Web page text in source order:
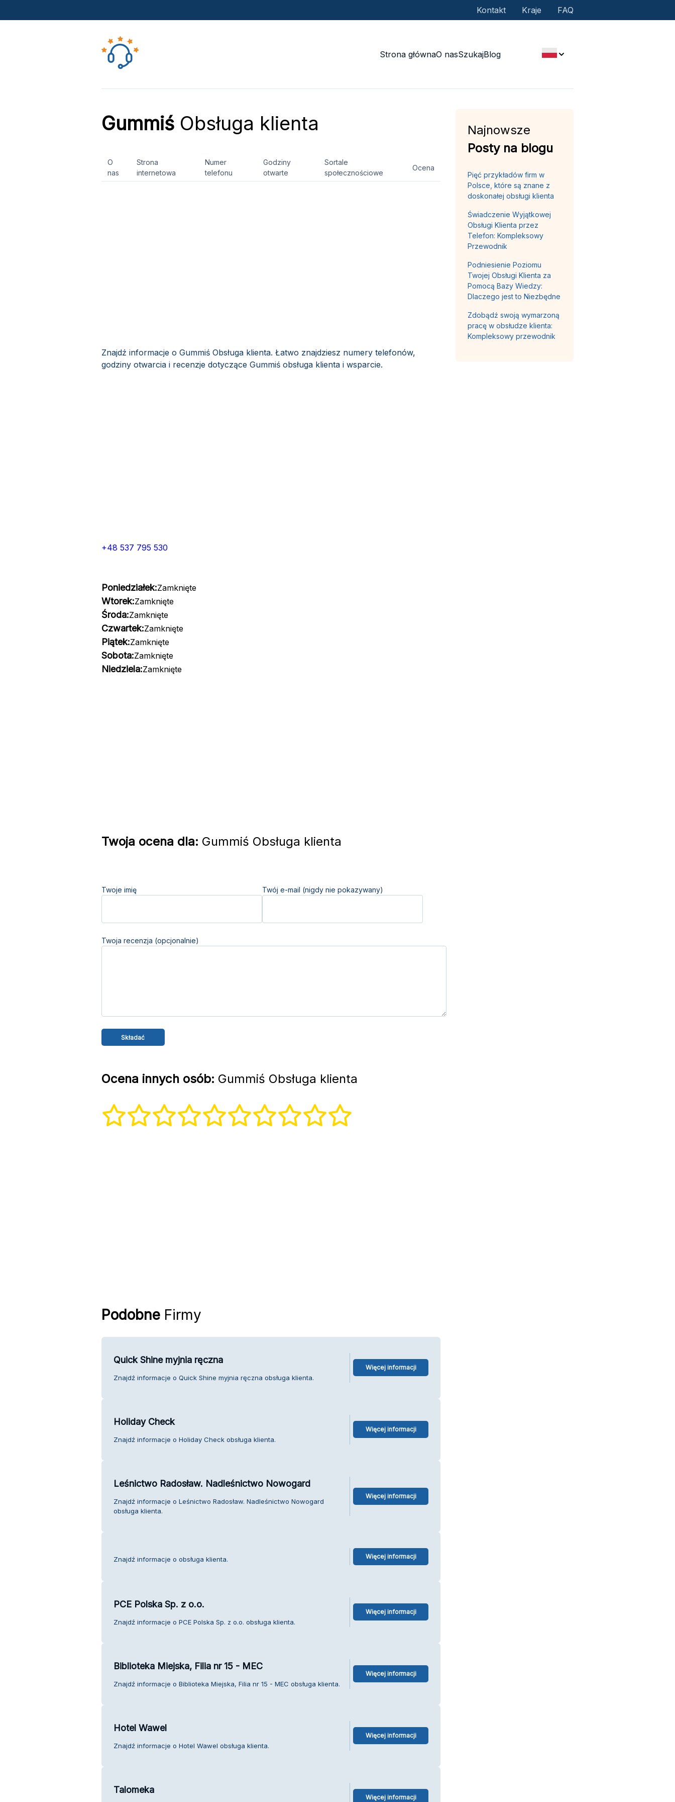
Kontakt Kraje FAQ
Strona głównaO nasSzukajBlog
GummiśObsługa klienta
O
nas
Strona
internetowa
Numer
telefonu
Godziny
otwarte
Sortale
społecznościowe
Ocena
Znajdź informacje o Gummiś Obsługa klienta. Łatwo znajdziesz numery telefonów,
godziny otwarcia i recenzje dotyczące Gummiś obsługa klienta i wsparcie.
+48 537 795 530
Poniedziałek:Zamknięte
Wtorek:Zamknięte
Środa:Zamknięte
Czwartek:Zamknięte
Piątek:Zamknięte
Sobota:Zamknięte
Niedziela:Zamknięte
Twoja ocena dla: Gummiś Obsługa klienta
Twoje imię Twój e-mail (nigdy nie pokazywany)
Twoja recenzja (opcjonalnie)
Ocena innych osób: Gummiś Obsługa klienta
PodobneFirmy
Quick Shine myjnia ręczna
Znajdź informacje o Quick Shine myjnia ręczna obsługa klienta.
Więcej informacji
Holiday Check
Znajdź informacje o Holiday Check obsługa klienta.
Więcej informacji
Leśnictwo Radosław. Nadleśnictwo Nowogard
Znajdź informacje o Leśnictwo Radosław. Nadleśnictwo Nowogard
obsługa klienta.
Więcej informacji
Znajdź informacje o obsługa klienta. Więcej informacji
PCE Polska Sp. z o.o.
Znajdź informacje o PCE Polska Sp. z o.o. obsługa klienta.
Więcej informacji
Biblioteka Miejska, Filia nr 15 - MEC
Znajdź informacje o Biblioteka Miejska, Filia nr 15 - MEC obsługa klienta.
Więcej informacji
Hotel Wawel
Znajdź informacje o Hotel Wawel obsługa klienta.
Więcej informacji
Talomeka
Więcej informacji
Najnowsze
Posty na blogu
Pięć przykładów firm w
Polsce, które są znane z
doskonałej obsługi klienta
Świadczenie Wyjątkowej
Obsługi Klienta przez
Telefon: Kompleksowy
Przewodnik
Podniesienie Poziomu
Twojej Obsługi Klienta za
Pomocą Bazy Wiedzy:
Dlaczego jest to Niezbędne
Zdobądź swoją wymarzoną
pracę w obsłudze klienta:
Kompleksowy przewodnik